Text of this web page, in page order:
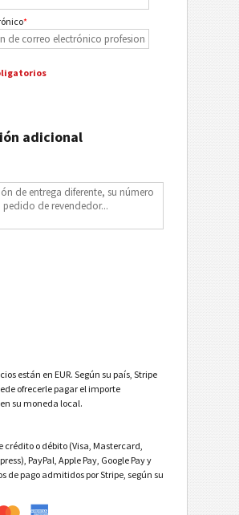
*
adicional
están en EUR. Según su país, Stripe
ofrecerle pagar el importe
su moneda local.
crédito o débito (Visa, Mastercard,
PayPal, Apple Pay, Google Pay y
de pago admitidos por Stripe, según su